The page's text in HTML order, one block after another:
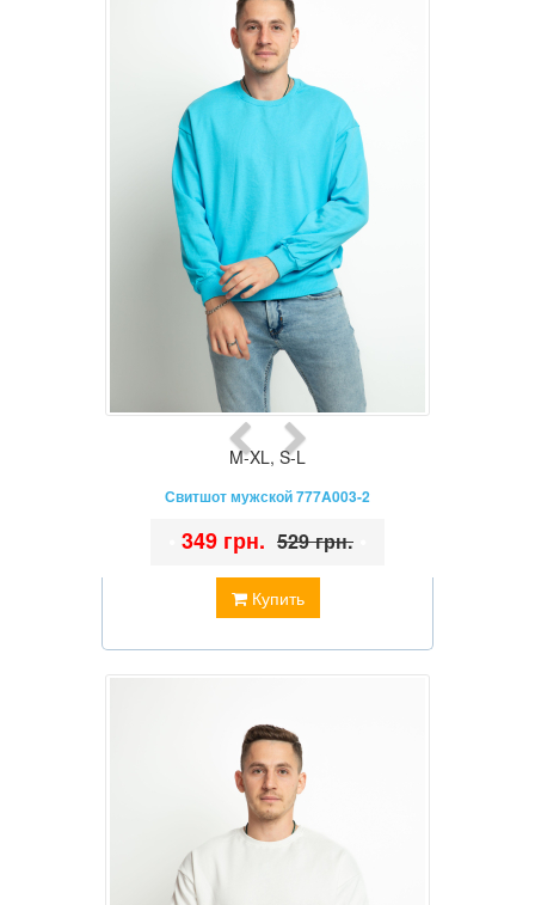
M-XL, S-L
Свитшот мужской 777A003-2
Купить
349 грн. 529 грн.